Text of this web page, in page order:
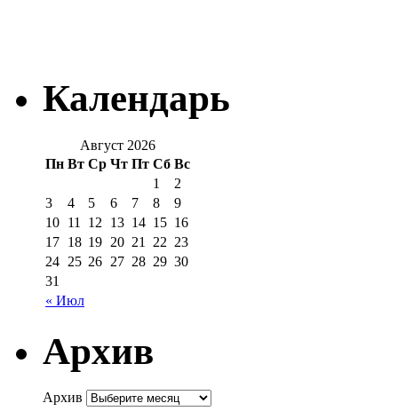
Календарь
Август 2026
Пн Вт Ср Чт Пт Сб Вс
« Июл
1
2
3
4 5 6 7 8
9
10 11 12 13 14 15 16
17 18 19 20 21 22 23
24 25 26 27 28 29 30
31
Архив
Архив